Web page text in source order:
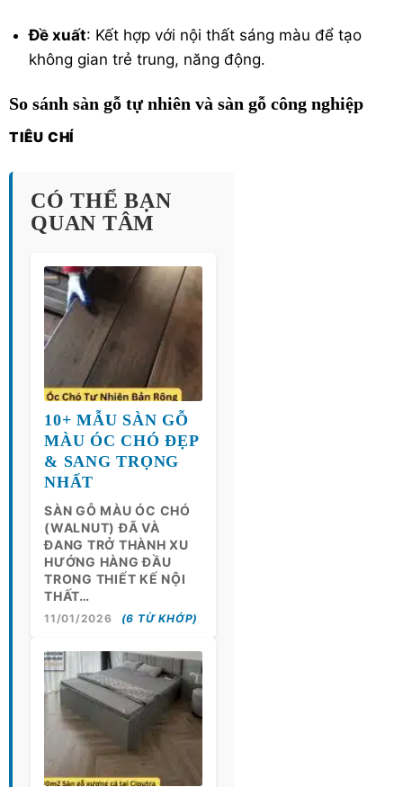
Đề xuất: Kết hợp với nội thất sáng màu để tạo
không gian trẻ trung, năng động.
So sánh sàn gỗ tự nhiên và sàn gỗ công nghiệp
TIÊU CHÍ
CÓ THỂ BẠN
QUAN TÂM
10+ MẪU SÀN GỖ
MÀU ÓC CHÓ ĐẸP
& SANG TRỌNG
NHẤT
SÀN GỖ MÀU ÓC CHÓ
(WALNUT) ĐÃ VÀ
ĐANG TRỞ THÀNH XU
HƯỚNG HÀNG ĐẦU
TRONG THIẾT KẾ NỘI
THẤT…
11/01/2026 (6 TỪ KHỚP)